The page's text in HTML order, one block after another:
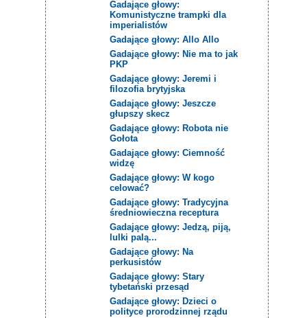
Gadające głowy:
Komunistyczne trampki dla
imperialistów
Gadające głowy: Allo Allo
Gadające głowy: Nie ma to jak
PKP
Gadające głowy: Jeremi i
filozofia brytyjska
Gadające głowy: Jeszcze
głupszy skecz
Gadające głowy: Robota nie
Gołota
Gadające głowy: Ciemność
widzę
Gadające głowy: W kogo
celować?
Gadające głowy: Tradycyjna
średniowieczna receptura
Gadające głowy: Jedzą, piją,
lulki palą...
Gadające głowy: Na
perkusistów
Gadające głowy: Stary
tybetański przesąd
Gadające głowy: Dzieci o
polityce prorodzinnej rządu